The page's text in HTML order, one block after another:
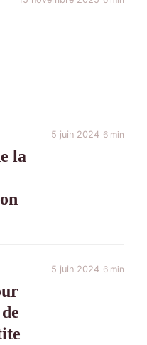
la
5 juin 2024 6 min
5 juin 2024 6 min